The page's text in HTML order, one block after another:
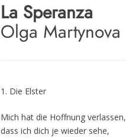
La Speranza
Olga Martynova
1. Die Elster
Mich hat die Hoffnung verlassen,
dass ich dich je wieder sehe,